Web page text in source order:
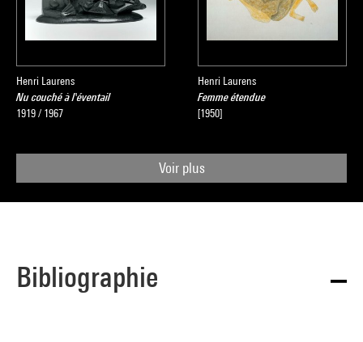
Henri Laurens
Nu couché à l'éventail
1919 / 1967
Henri Laurens
Femme étendue
[1950]
Voir plus
Bibliographie